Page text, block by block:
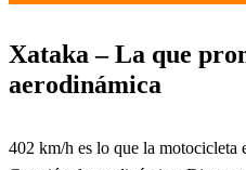
Xataka – La que
aerodinámica
402 km/h es lo que la motocicleta